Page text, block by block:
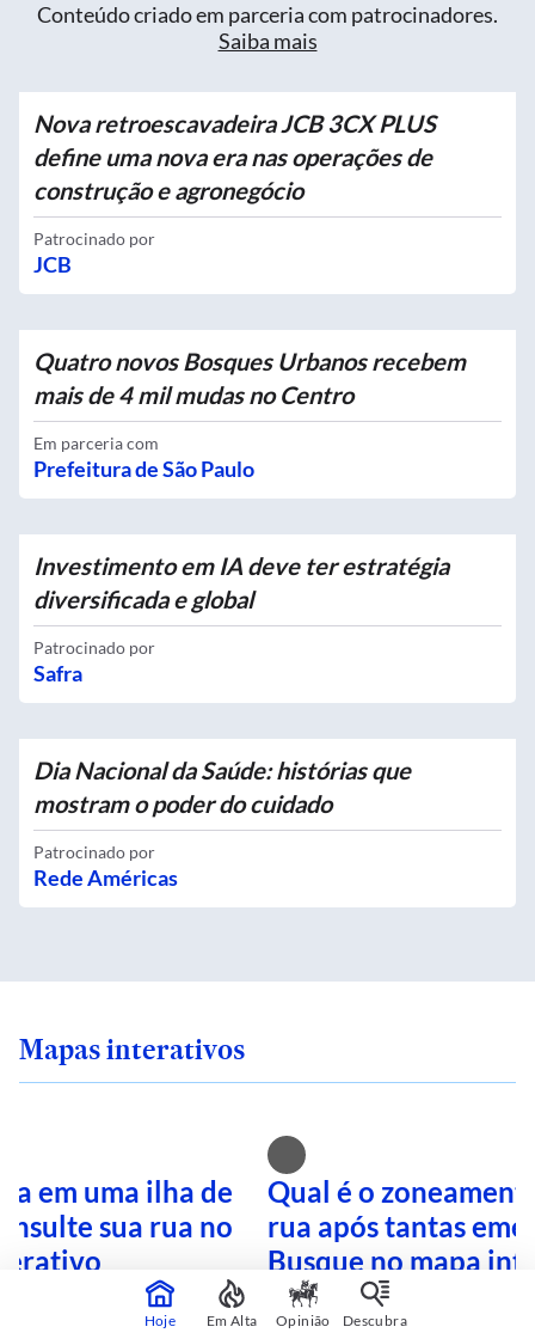
Conteúdo criado em parceria com patrocinadores.
Saiba mais
Nova retroescavadeira JCB 3CX PLUS
define uma nova era nas operações de
construção e agronegócio
Patrocinado por
JCB
Quatro novos Bosques Urbanos recebem
mais de 4 mil mudas no Centro
Em parceria com
Prefeitura de São Paulo
Investimento em IA deve ter estratégia
diversificada e global
Patrocinado por
Safra
Dia Nacional da Saúde: histórias que
mostram o poder do cuidado
Patrocinado por
Rede Américas
Mapas interativos
em uma ilha de
sua rua no
Qual é o
rua após tantas
Busque no mapa
Hoje Em Alta Opinião Descubra